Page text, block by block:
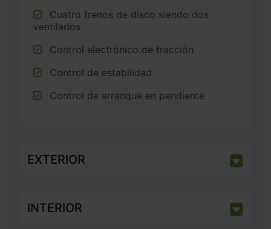
ventilados
Control electrónico de tracción
Control de estabilidad
Control de arranque en pendiente
EXTERIOR
INTERIOR